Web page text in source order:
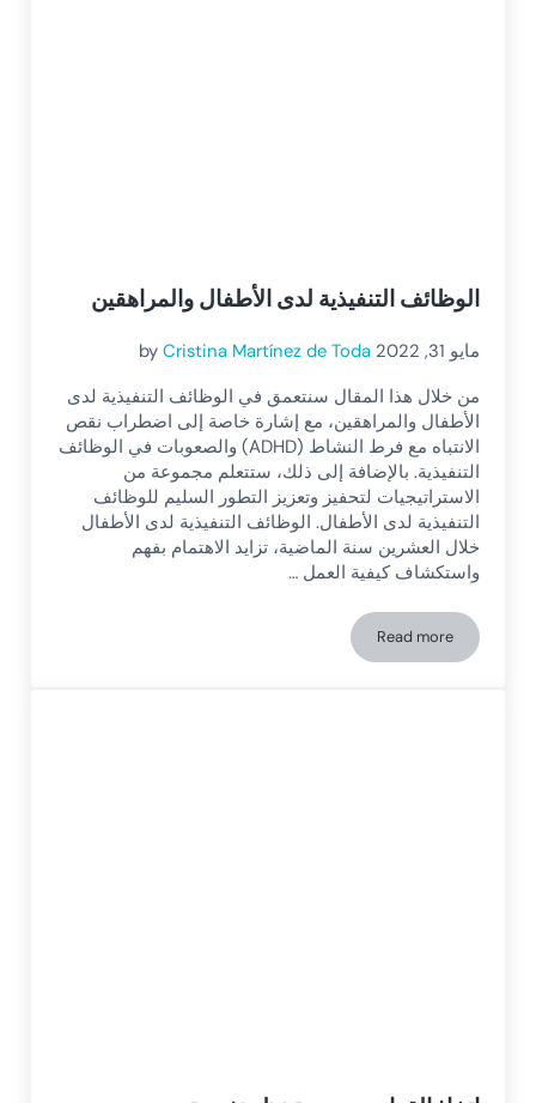
الوظائف التنفيذية لدى الأطفال والمراهقين
مايو 31, 2022 by Cristina Martínez de Toda
من خلال هذا المقال سنتعمق في الوظائف التنفيذية لدى
الأطفال والمراهقين، مع إشارة خاصة إلى اضطراب نقص
الانتباه مع فرط النشاط (ADHD) والصعوبات في الوظائف
التنفيذية. بالإضافة إلى ذلك، ستتعلم مجموعة من
الاستراتيجيات لتحفيز وتعزيز التطور السليم للوظائف
التنفيذية لدى الأطفال. الوظائف التنفيذية لدى الأطفال
خلال العشرين سنة الماضية، تزايد الاهتمام بفهم
واستكشاف كيفية العمل …
Read moreالوظائف التنفيذية لدى الأطفال والمراهقين